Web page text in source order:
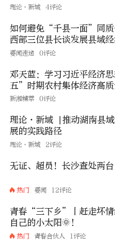
理论·新域 4评论
如何避免“千县一面”同质
西部三位县长谈发展县域
要闻速递 0评论
邓天蓝：学习习近平经济
五”时期农村集体经济高
新湘精萃 0评论
理论·新域 |推动湖南县域
展的实践路径
理论·新域 2评论
无证、超员！长沙查处两
热门 要闻 12评论
青春“三下乡”丨赶走坏情
自己的小太阳🌞！
热门 青春合伙人 1评论